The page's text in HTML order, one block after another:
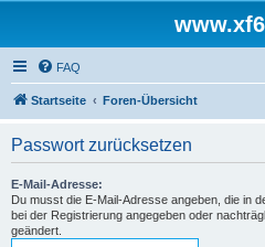
FAQ
Startseite Foren-Übersicht
Passwort zurücksetzen
E-Mail-Adresse:
Du musst die E-Mail-Adresse angeben, die in
bei der Registrierung angegeben oder
geändert.